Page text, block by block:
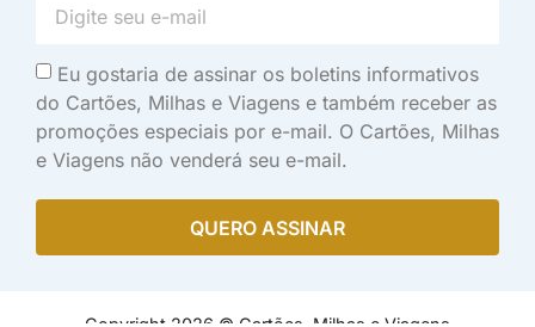
Eu gostaria de assinar os boletins informativos
do Cartões, Milhas e Viagens e também receber as
promoções especiais por e-mail. O Cartões, Milhas
e Viagens não venderá seu e-mail.
QUERO ASSINAR